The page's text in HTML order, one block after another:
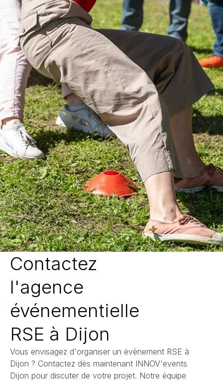
Contactez
l'agence
événementielle
RSE à Dijon
Vous envisagez d'organiser un événement RSE à
Dijon ? Contactez dès maintenant INNOV'events
Dijon pour discuter de votre projet. Notre équipe